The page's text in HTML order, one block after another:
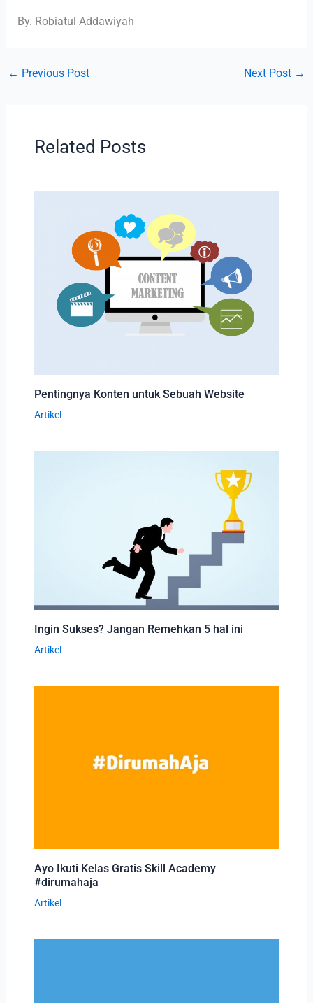
By. Robiatul Addawiyah
← Previous Post Next Post →
Related Posts
Pentingnya Konten untuk Sebuah Website
Artikel
Ingin Sukses? Jangan Remehkan 5 hal ini
Artikel
Ayo Ikuti Kelas Gratis Skill Academy
#dirumahaja
Artikel